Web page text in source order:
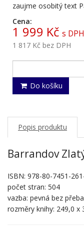
zaujme osobitý text
Cena:
1 999 Kč s DPH
1 817 Kč bez DPH
Do košíku
Popis produktu
Barrandov
ISBN: 978-80-7451-
počet stran: 504
vazba: pevná bez
rozměry knihy: 249,0 x